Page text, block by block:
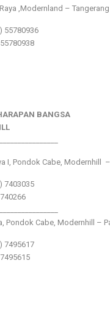
,Modernland –
55780936
BANGSA
I, Pondok Cabe, Modernhill
7403035
Pondok Cabe, Modernhill –
7495617